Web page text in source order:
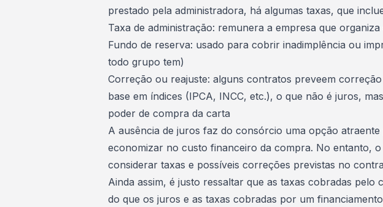
prestado pela administradora, há algumas taxas, que
Taxa de administração: remunera a empresa que
Fundo de reserva: usado para cobrir inadimplência ou
todo grupo tem)
Correção ou reajuste: alguns contratos preveem
base em índices (IPCA, INCC, etc.), o que não é juros,
poder de compra da carta
A ausência de juros faz do consórcio uma opção
economizar no custo financeiro da compra. No entanto,
considerar taxas e possíveis correções previstas no
Ainda assim, é justo ressaltar que as taxas cobradas pelo
do que os juros e as taxas cobradas por um